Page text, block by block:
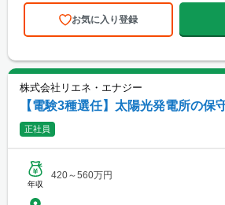
お気に入り登録
株式会社リエネ・エナジー
【電験3種選任】太陽光発電所の保
正社員
年収
420～560万円